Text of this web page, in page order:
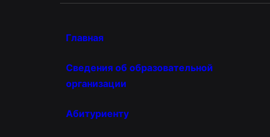
Главная
Сведения об образовательной
организации
Абитуриенту